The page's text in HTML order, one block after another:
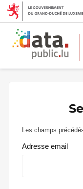
Les champs
Adresse email